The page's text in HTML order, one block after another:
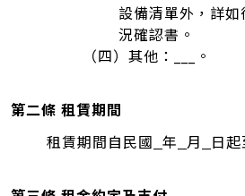
設備清單外，詳
況確認書。
（四）其他：___。
第二條 租賃期間
租賃期間自民國 年 月 日